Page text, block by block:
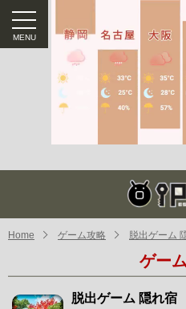
Home ゲーム攻略 脱出ゲーム
ゲー
脱出ゲーム 隠れ宿